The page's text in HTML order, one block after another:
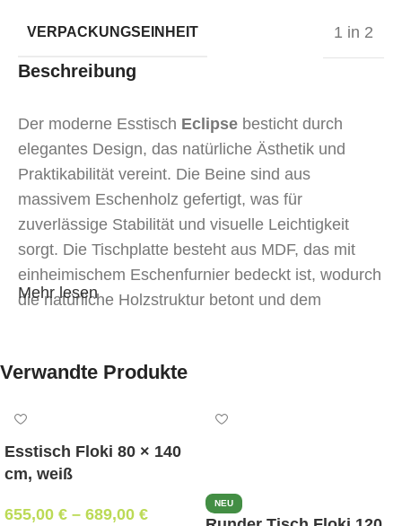
VERPACKUNGSEINHEIT 1 in 2
Beschreibung
Der moderne Esstisch Eclipse besticht durch
elegantes Design, das natürliche Ästhetik und
Praktikabilität vereint. Die Beine sind aus
massivem Eschenholz gefertigt, was für
zuverlässige Stabilität und visuelle Leichtigkeit
sorgt. Die Tischplatte besteht aus MDF, das mit
einheimischem Eschenfurnier bedeckt ist, wodurch
die natürliche Holzstruktur betont und dem
Dank des ausziehbaren Mechanismus mit einer 60
eine größere Anzahl von Gästen erweitern. In
ausgezogenem Zustand beträgt die Länge 220 cm.
Er eignet sich sowohl für den täglichen Gebrauch
als auch für festliche Anlässe.
Mehr lesen
Verwandte Produkte
Esstisch Floki 80 × 140
cm, weiß
655,00 € – 689,00 €
NEU